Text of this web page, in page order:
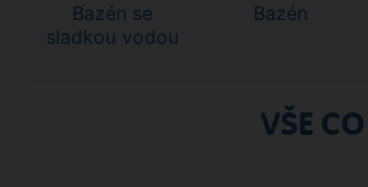
Bazén se
sladkou vodou
Bazén
VŠE CO